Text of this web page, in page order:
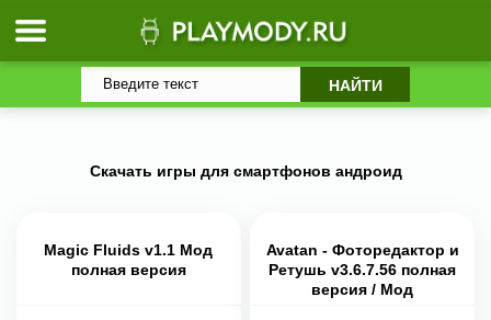
Скачать игры для смартфонов андроид
Magic Fluids v1.1 Мод
полная версия
Avatan - Фоторедактор и
Ретушь v3.6.7.56 полная
версия / Мод